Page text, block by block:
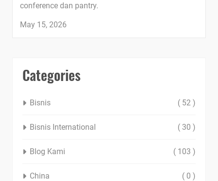
conference dan pantry.
May 15, 2026
Categories
Bisnis ( 52 )
Bisnis International ( 30 )
Blog Kami ( 103 )
China ( 0 )